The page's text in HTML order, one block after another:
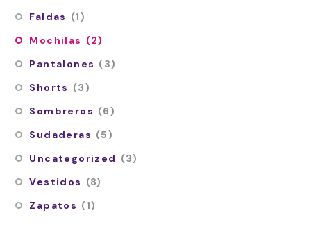
Faldas (1)
Mochilas (2)
Pantalones (3)
Shorts (3)
Sombreros (6)
Sudaderas (5)
Uncategorized (3)
Vestidos (8)
Zapatos (1)